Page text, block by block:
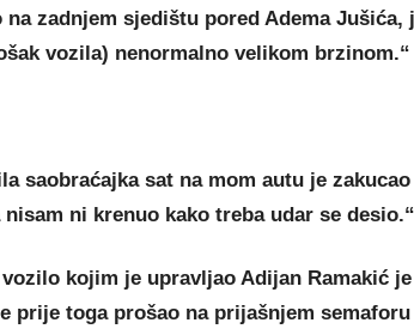
zadnjem sjedištu pored Adema
vozila) nenormalno velikom brzinom.“
saobraćajka sat na mom autu je
ni krenuo kako treba udar se desio.“
vozilo kojim je upravljao Adijan Ramakić
prije toga prošao na prijašnjem